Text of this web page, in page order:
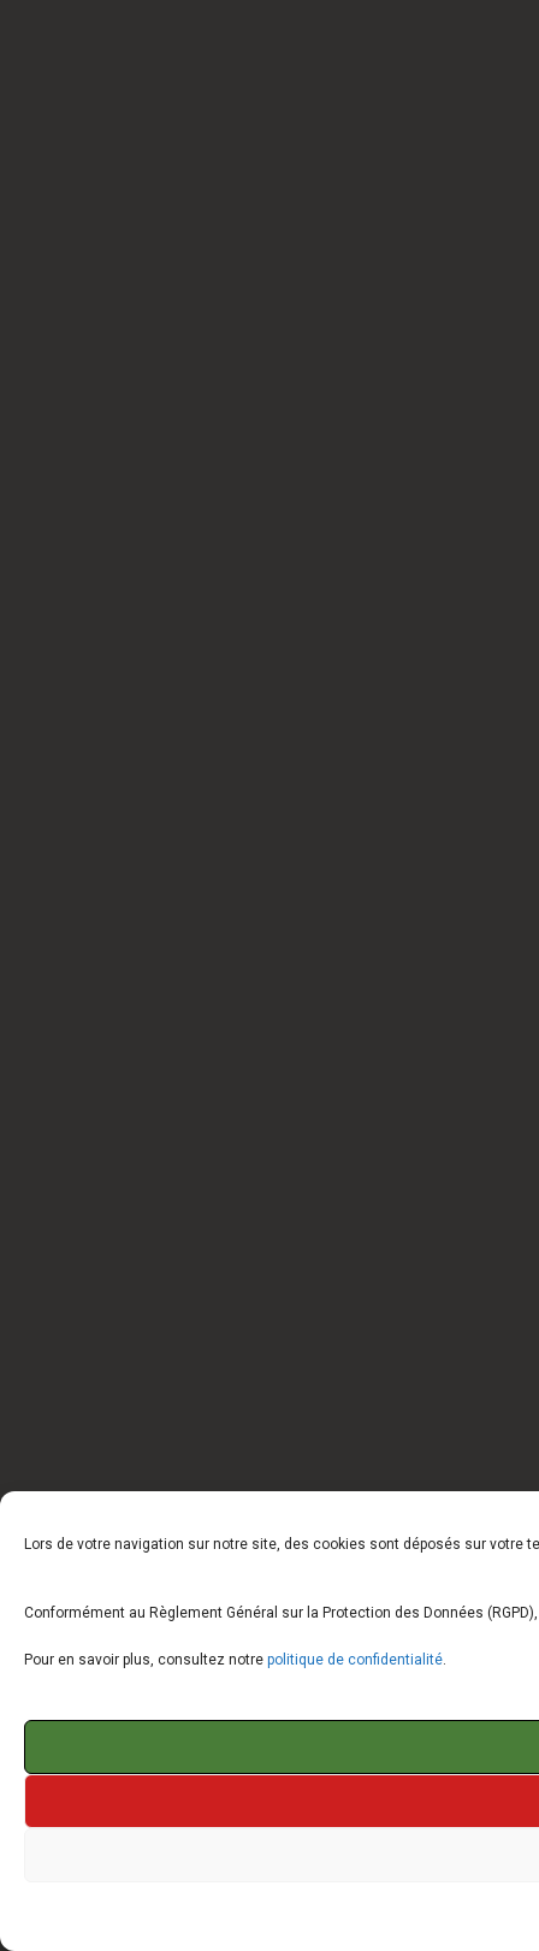
Lors de votre navigation sur notre site, des cookies sont déposés sur votre
Conformément au Règlement Général sur la Protection des Données
Pour en savoir plus, consultez notre politique de confidentialité.